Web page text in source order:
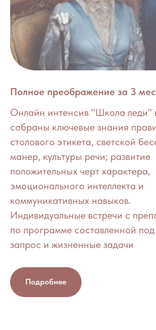
Полное преображение за 3
Онлайн интенсив "Школа леди"
собраны ключевые знания
столового этикета, светской
манер, культуры речи; развитие
положительных черт характера,
эмоционального интеллекта и
коммуникативных навыков.
Индивидуальные встречи с
по программе составленной
запрос и жизненные задачи
Подробнее